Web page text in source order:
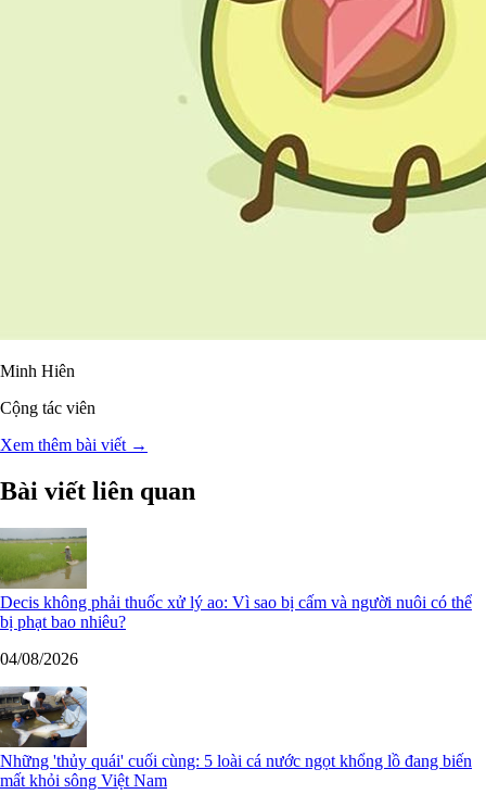
Minh Hiên
Cộng tác viên
Xem thêm bài viết →
Bài viết liên quan
Decis không phải thuốc xử lý ao: Vì sao bị cấm và người nuôi có thể
bị phạt bao nhiêu?
04/08/2026
Những 'thủy quái' cuối cùng: 5 loài cá nước ngọt khổng lồ đang biến
mất khỏi sông Việt Nam